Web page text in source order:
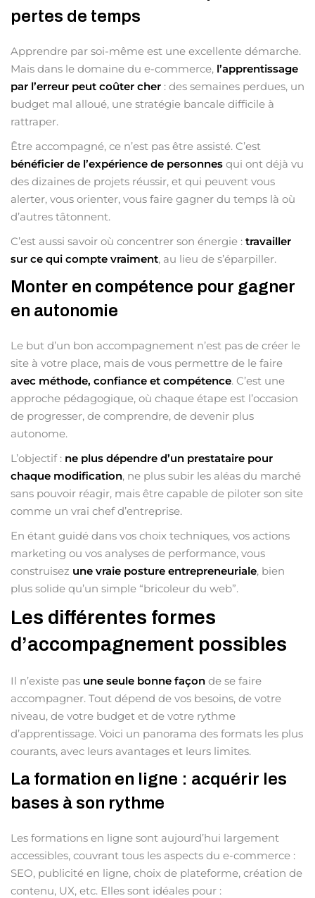
pertes de temps
Apprendre par soi-même est une excellente démarche.
Mais dans le domaine du e-commerce, l’apprentissage
par l’erreur peut coûter cher : des semaines perdues, un
budget mal alloué, une stratégie bancale difficile à
rattraper.
Être accompagné, ce n’est pas être assisté. C’est
bénéficier de l’expérience de personnes qui ont déjà vu
des dizaines de projets réussir, et qui peuvent vous
alerter, vous orienter, vous faire gagner du temps là où
d’autres tâtonnent.
C’est aussi savoir où concentrer son énergie : travailler
sur ce qui compte vraiment, au lieu de s’éparpiller.
Monter en compétence pour gagner
en autonomie
Le but d’un bon accompagnement n’est pas de créer le
site à votre place, mais de vous permettre de le faire
avec méthode, confiance et compétence. C’est une
approche pédagogique, où chaque étape est l’occasion
de progresser, de comprendre, de devenir plus
autonome.
L’objectif : ne plus dépendre d’un prestataire pour
chaque modification, ne plus subir les aléas du marché
sans pouvoir réagir, mais être capable de piloter son site
comme un vrai chef d’entreprise.
En étant guidé dans vos choix techniques, vos actions
marketing ou vos analyses de performance, vous
construisez une vraie posture entrepreneuriale, bien
plus solide qu’un simple “bricoleur du web”.
Les différentes formes
d’accompagnement possibles
Il n’existe pas une seule bonne façon de se faire
accompagner. Tout dépend de vos besoins, de votre
niveau, de votre budget et de votre rythme
d’apprentissage. Voici un panorama des formats les plus
courants, avec leurs avantages et leurs limites.
La formation en ligne : acquérir les
bases à son rythme
Les formations en ligne sont aujourd’hui largement
accessibles, couvrant tous les aspects du e-commerce :
SEO, publicité en ligne, choix de plateforme, création de
contenu, UX, etc. Elles sont idéales pour :